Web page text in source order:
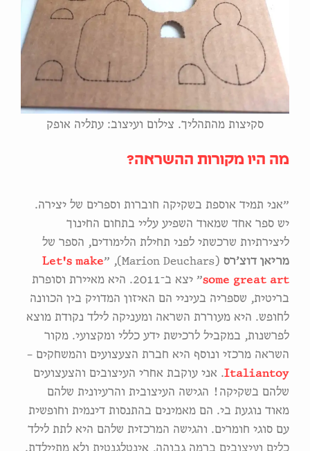
סקיצות מהתהליך. צילום ועיצוב: עתליה אופק
מה היו מקורות ההשראה?
״אני תמיד אוספת בשקיקה חוברות וספרים של יצירה.
יש ספר אחד שמאוד השפיע עליי בתחום החינוך
ליצירתיות שרכשתי לפני תחילת הלימודים, הספר של
מריאן דוצ׳רס(Marion Deuchars), ״
Let's make
some great art
״ יצא ב־2011. היא מאיירת וסופרת
בריטית, שספריה בעיניי הם האיזון המדויק בין הכוונה
לחופש. היא מעוררת השראה ומעניקה לילד נקודת מוצא
לפרשנות, במקביל לרכישת ידע כללי ומקצועי. מקור
השראה מרכזי ונוסף היא חברת הצעצועים והמשחקים –
Italiantoy. אני עוקבת אחרי העיצובים והצעצועים
שלהם בשקיקה! הגישה העיצובית והרעיונית שלהם
מאוד נוגעת בי. הם מאמינים בהתנסות דינמית וחופשית
עם סוגי חומרים. והגישה המרכזית שלהם היא לתת לילד
כלים ועיצובים ברמה גבוהה, אינטלגנטית ולא מתיילדת.